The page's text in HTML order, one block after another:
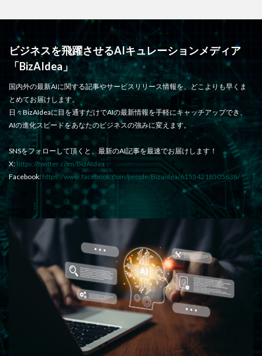
ビジネスを飛躍させるAIキュレーションメディア
「BizAIdea」
国内外の最新AIに関する記事やサービスリリース情報を、どこよりも早くま
とめてお届けします。
日々BizAIdeaに目を通すだけでAIの最新情報を手軽にキャッチアップでき、
AIの進化スピードをあなたのビジネスの強みに変えます。
SNSをフォローして頂くと、最新のAI記事を最速でお届けします！
X: https://twitter.com/BizAIdea
Facebook: https://www.facebook.com/people/Bizaidea/61554218505638/